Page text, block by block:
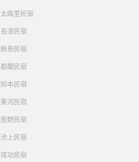
太麻里民宿
長濱民宿
綠島民宿
都蘭民宿
知本民宿
東河民宿
鹿野民宿
池上民宿
成功民宿